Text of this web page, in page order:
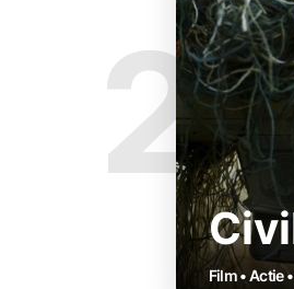
2
Film • Actie